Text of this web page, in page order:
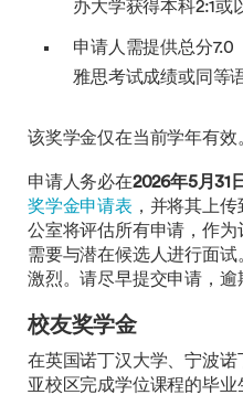
办大学获得本科2:1或
申请人需提供总分7.0
雅思考试成绩或同等
该奖学金仅在当前学年有效
申请人务必在2026年5月31日
奖学金申请表 ，并将其上传
公室将评估所有申请，作
需要与潜在候选人进行面
激烈。请尽早提交申请，逾
校友奖学金
在英国诺丁汉大学、宁波
亚校区完成学位课程的毕